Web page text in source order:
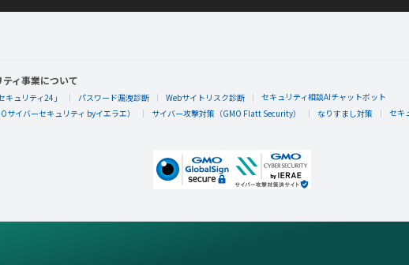
ィ事業について
ュリティ24」 パスワード漏洩診断 Webサイトリスク診断
セキュリティ相談AIチャットボット
サイバーセキュリティ byイエラエ） サイバー攻撃対策（GMO Flatt Security） なりすまし対策 セキ